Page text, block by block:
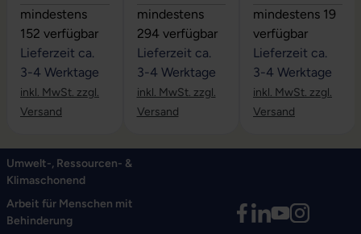
Durchschnittliche Bewertung von 4 von 5 Sternen
mindestens
152 verfügbar
Lieferzeit ca.
3-4 Werktage
inkl. MwSt. zzgl.
Versand
Durchschnittliche Bewertung von 5
mindestens
294 verfügbar
Lieferzeit ca.
3-4 Werktage
inkl. MwSt. zzgl.
Versand
Durchschnittliche
mindestens 19
verfügbar
Lieferzeit ca.
3-4 Werktage
inkl. MwSt. zzgl.
Versand
Umwelt-, Ressourcen- &
Klimaschonend
Arbeit für Menschen mit
Behinderung